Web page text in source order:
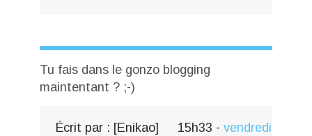
Tu fais dans le gonzo blogging
maintentant ? ;-)
Écrit par : [Enikao] 15h33 -vendredi